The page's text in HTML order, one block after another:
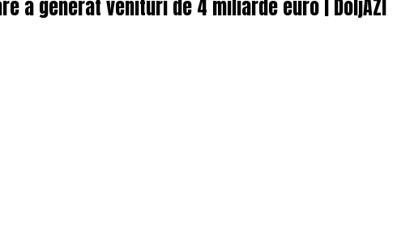
a generat venituri de 4 miliarde euro | DoljAZI